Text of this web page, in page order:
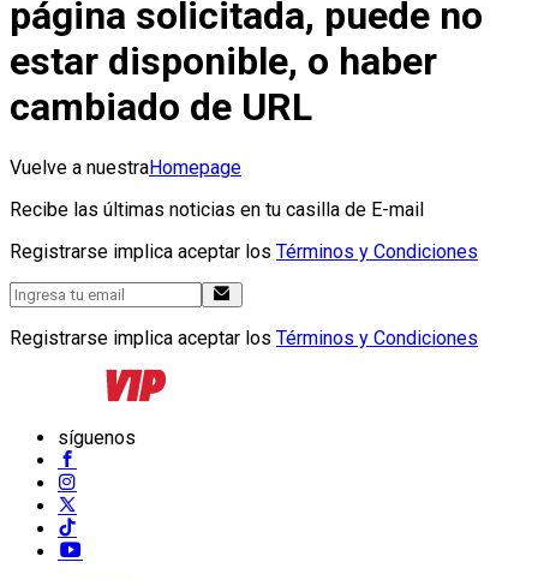
página solicitada, puede no
estar disponible, o haber
cambiado de URL
Vuelve a nuestraHomepage
Recibe las últimas noticias en tu casilla de E-mail
Registrarse implica aceptar los Términos y Condiciones
Registrarse implica aceptar los Términos y Condiciones
síguenos